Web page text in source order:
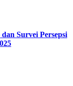
Survei Persepsi